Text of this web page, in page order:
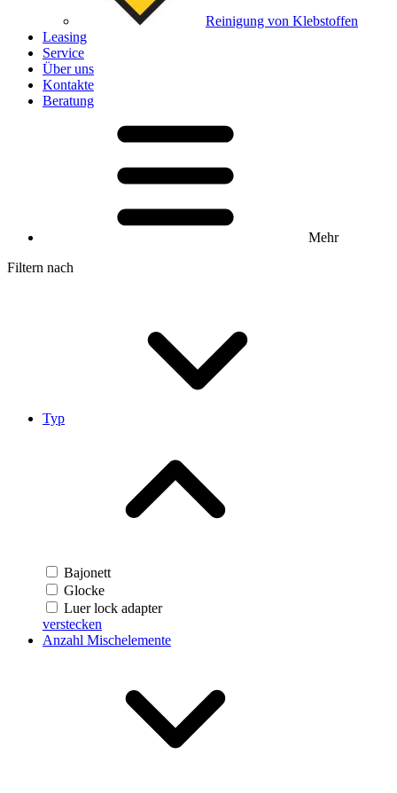
Reinigung von Klebstoffen
Leasing
Service
Über uns
Kontakte
Beratung
Mehr
Filtern nach
Typ
Bajonett
Glocke
Luer lock adapter
verstecken
Anzahl Mischelemente